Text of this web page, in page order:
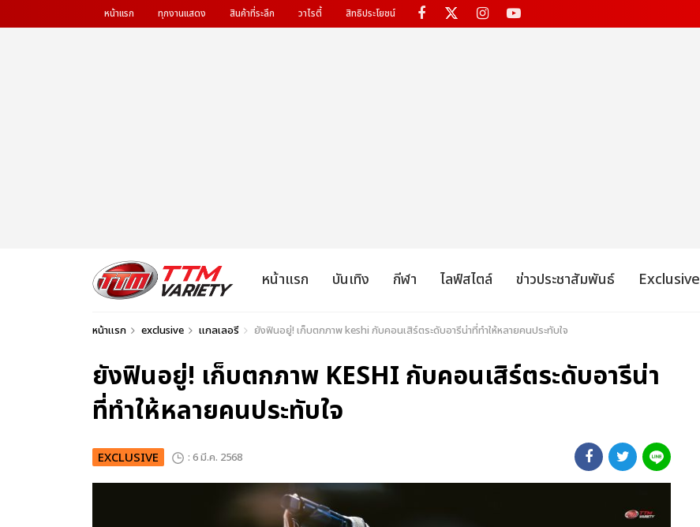
หน้าแรก ทุกงานแสดง สินค้าที่ระลึก วาไรตี้ สิทธิประโยชน์
หน้าแรก บันเทิง กีฬา ไลฟ์สไตล์ ข่าวประชาสัมพันธ์ Exclusive
หน้าแรก exclusive แกลเลอรี ยังฟินอยู่! เก็บตกภาพ keshi กับคอนเสิร์ตระดับอารีน่าที่ทำให้หลายคนประทับใจ
ยังฟินอยู่! เก็บตกภาพ KESHI กับคอนเสิร์ตระดับอารีน่า
ที่ทำให้หลายคนประทับใจ
EXCLUSIVE : 6 มี.ค. 2568